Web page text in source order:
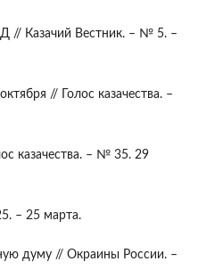
// Казачий Вестник. – № 5. –
// Голос казачества. –
казачества. – № 35. 29
– 25 марта.
думу // Окраины России. –